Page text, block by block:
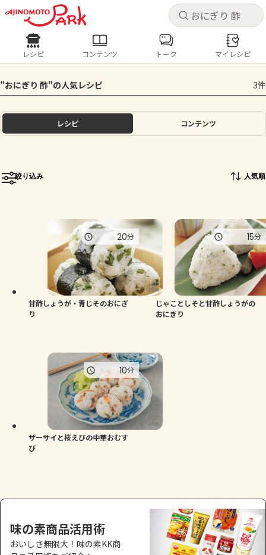
キャ
ログインするとレシピを保存できます
ログイン
ホーム
トーク
よくあるお問い合わせ
お買い物
キャ
レシピ コンテンツ
人気の食材・レシピ
きゅうり なす トマト とうもろこし
ピーマン
レシピ コンテンツ トーク マイレシピ
"おにぎり 酢"の人気レシピ 3件
レシピ コンテンツ
絞り込み 人気順
甘酢しょうが・青じそのおにぎ
り
20分
じゃことしそと甘酢しょうがの
おにぎり
15分
ザーサイと桜えびの中華おむす
び
10分
味の素商品活用術
おいしさ無限大！味の素KK商